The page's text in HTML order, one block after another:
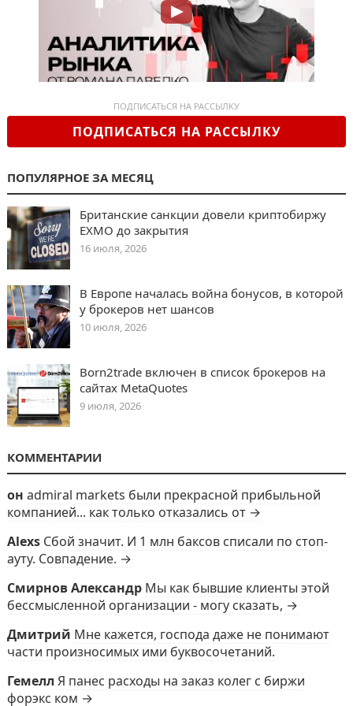
ПОДПИСАТЬСЯ НА РАССЫЛКУ
ПОДПИСАТЬСЯ НА РАССЫЛКУ
ПОПУЛЯРНОЕ ЗА МЕСЯЦ
Британские санкции довели криптобиржу
EXMO до закрытия
16 июля, 2026
В Европе началась война бонусов, в которой
у брокеров нет шансов
10 июля, 2026
Born2trade включен в список брокеров на
сайтах MetaQuotes
9 июля, 2026
КОММЕНТАРИИ
он admiral markets были прекрасной прибыльной
компанией... как только отказались от →
Alexs Сбой значит. И 1 млн баксов списали по стоп-
ауту. Совпадение. →
Смирнов Александр Мы как бывшие клиенты этой
бессмысленной организации - могу сказать, →
Дмитрий Мне кажется, господа даже не понимают
части произносимых ими буквосочетаний.
Гемелл Я панес расходы на заказ колег с биржи
форэкс ком →